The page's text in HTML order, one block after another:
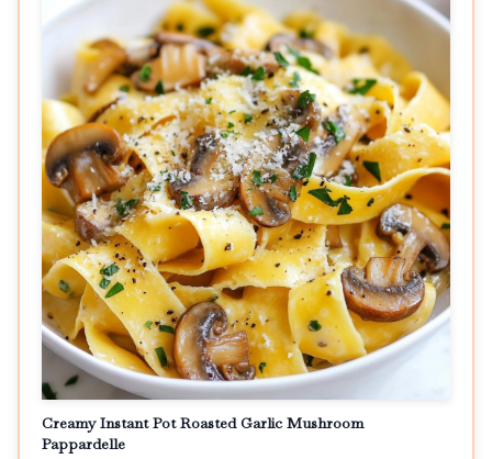
Creamy Instant Pot Roasted Garlic Mushroom
Pappardelle